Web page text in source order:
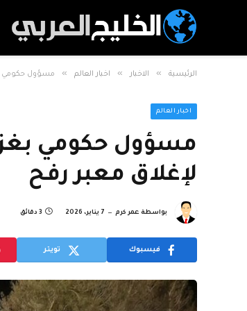
الرئيسية » الاخبار » اخبار العالم » مسؤول حكومي
اخبار العالم
مسؤول حكومي بغزة
لإغلاق معبر رفح
بواسطة عمر كرم 7 يناير، 2026 3 دقائق
فيسبوك تويتر